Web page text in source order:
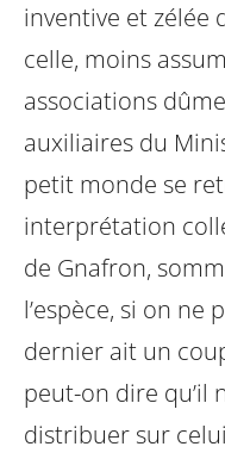
inventive et zélée
celle, moins
associations
auxiliaires du
petit monde se
interprétation
de Gnafron,
l’espèce, si on ne
dernier ait un
peut-on dire qu’il
distribuer sur